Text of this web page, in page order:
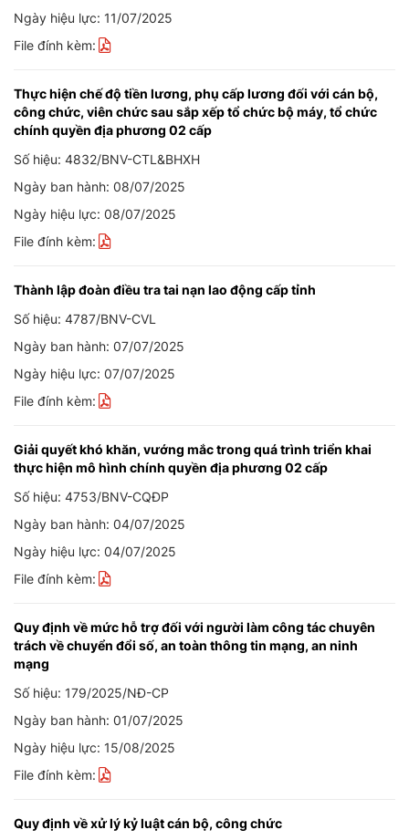
Ngày hiệu lực: 11/07/2025
File đính kèm:
Thực hiện chế độ tiền lương, phụ cấp lương đối với cán bộ,
công chức, viên chức sau sắp xếp tổ chức bộ máy, tổ chức
chính quyền địa phương 02 cấp
Số hiệu: 4832/BNV-CTL&BHXH
Ngày ban hành: 08/07/2025
Ngày hiệu lực: 08/07/2025
File đính kèm:
Thành lập đoàn điều tra tai nạn lao động cấp tỉnh
Số hiệu: 4787/BNV-CVL
Ngày ban hành: 07/07/2025
Ngày hiệu lực: 07/07/2025
File đính kèm:
Giải quyết khó khăn, vướng mắc trong quá trình triển khai
thực hiện mô hình chính quyền địa phương 02 cấp
Số hiệu: 4753/BNV-CQĐP
Ngày ban hành: 04/07/2025
Ngày hiệu lực: 04/07/2025
File đính kèm:
Quy định về mức hỗ trợ đối với người làm công tác chuyên
trách về chuyển đổi số, an toàn thông tin mạng, an ninh
mạng
Số hiệu: 179/2025/NĐ-CP
Ngày ban hành: 01/07/2025
Ngày hiệu lực: 15/08/2025
File đính kèm:
Quy định về xử lý kỷ luật cán bộ, công chức